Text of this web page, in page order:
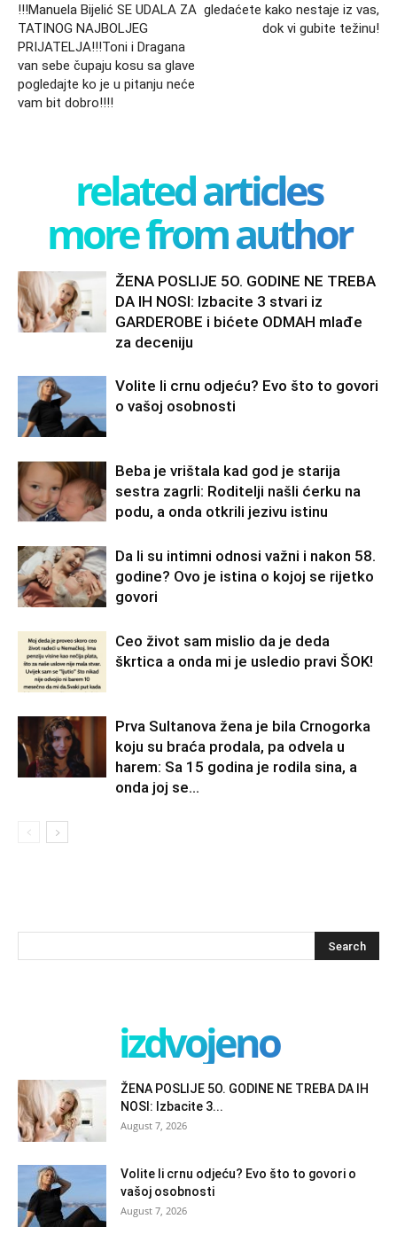
!!!Manuela Bijelić SE UDALA ZA
TATINOG NAJBOLJEG
PRIJATELJA!!!Toni i Dragana
van sebe čupaju kosu sa glave
pogledajte ko je u pitanju neće
vam bit dobro!!!!
gledaćete kako nestaje iz vas,
dok vi gubite težinu!
related articles
more from author
ŽENA POSLIJE 5O. GODINE NE TREBA
DA IH NOSI: Izbacite 3 stvari iz
GARDEROBE i bićete ODMAH mlađe
za deceniju
Volite li crnu odjeću? Evo što to govori
o vašoj osobnosti
Beba je vrištala kad god je starija
sestra zagrli: Roditelji našli ćerku na
podu, a onda otkrili jezivu istinu
Da li su intimni odnosi važni i nakon 58.
godine? Ovo je istina o kojoj se rijetko
govori
Ceo život sam mislio da je deda
škrtica a onda mi je usledio pravi ŠOK!
Prva Sultanova žena je bila Crnogorka
koju su braća prodala, pa odvela u
harem: Sa 15 godina je rodila sina, a
onda joj se...
izdvojeno
ŽENA POSLIJE 5O. GODINE NE TREBA DA IH
NOSI: Izbacite 3...
August 7, 2026
Volite li crnu odjeću? Evo što to govori o
vašoj osobnosti
August 7, 2026